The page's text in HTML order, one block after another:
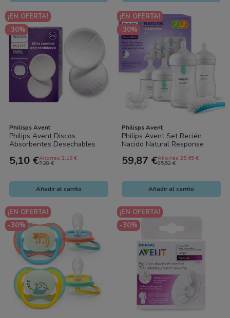
¡EN OFERTA!
-30%
Philisps Avent
Philips Avent Discos
Absorbentes Desechables
5,10 €Ahorras 2.18 €
7,28 €
Añadir al carrito
¡EN OFERTA!
-30%
Philisps Avent
Philips Avent Set Recién
Nacido Natural Response
ml +...
59,87 €Ahorras 25.65 €
85,52 €
Añadir al carrito
¡EN OFERTA!
-30%
¡EN OFERTA!
-30%